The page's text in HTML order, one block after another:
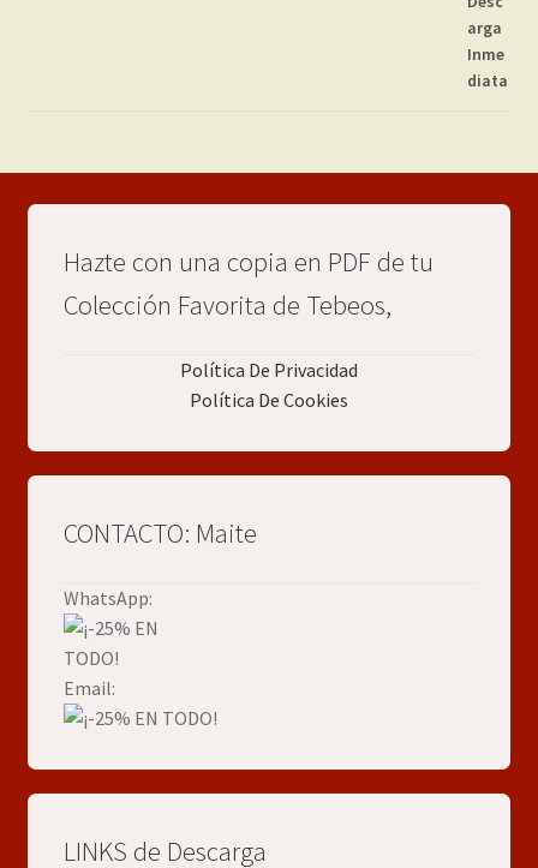
Hazte con una copia en PDF de tu
Colección Favorita de Tebeos,
Política De Privacidad
Política De Cookies
CONTACTO: Maite
WhatsApp:
Email:
LINKS de Descarga